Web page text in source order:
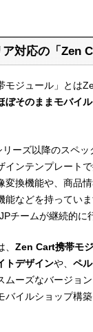
対応の「Zen
モジュール」とは
ぼそのままモバイ
ーズ以降のスペ
インテンプレート
変換機能や、商品
能などを持ってい
チームが継続的に
Zen Cart携帯モ
トデザインや、 ペ
ムーズなバージョ
バイルショップ構